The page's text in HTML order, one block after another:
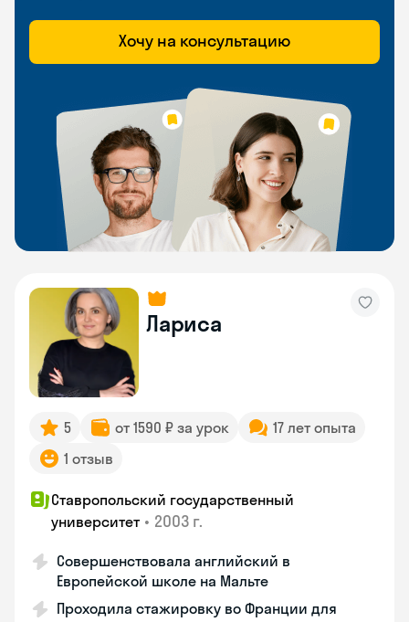
Хочу на консультацию
Лариса
5 от 1590 ₽ за урок
17 лет опыта
1 отзыв
Ставропольский государственный
университет • 2003 г.
Совершенствовала английский в
Европейской школе на Мальте
Проходила стажировку во Франции для